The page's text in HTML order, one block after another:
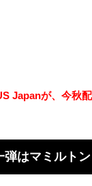
Japanが、今秋
はマミルトン